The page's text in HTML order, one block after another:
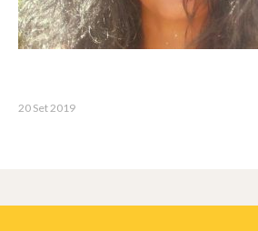
20 Set 2019